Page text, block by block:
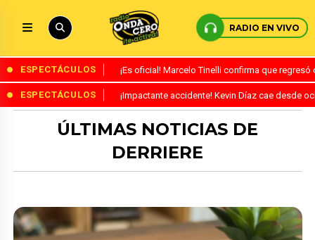
RADIO EN VIVO
ESPECTÁCULOS ¡Es oficial! Marcelo Tinelli confirma que
ESPECTÁCULOS ¡Impactante accidente! Kevin Díaz cae desde
ÚLTIMAS NOTICIAS DE
DERRIERE